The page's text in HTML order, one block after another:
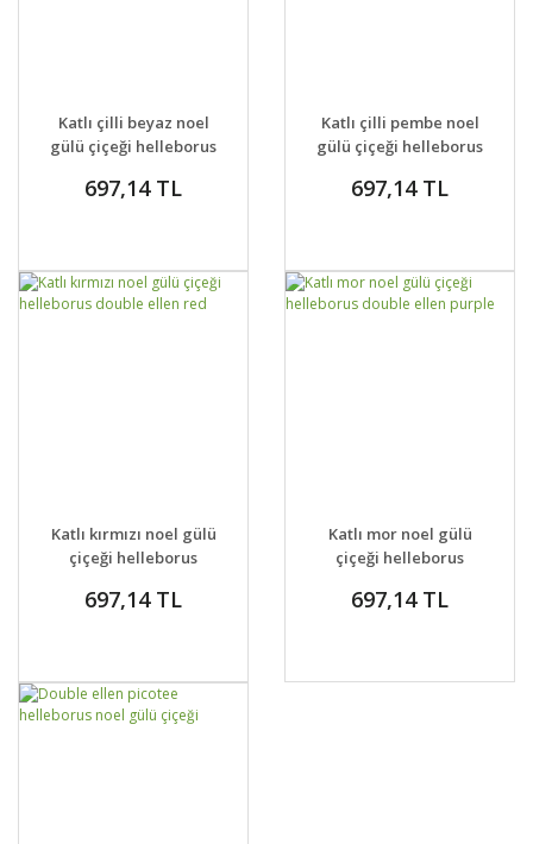
DETAYLAR
VER
Katlı çilli beyaz noel
gülü çiçeği helleborus
white
697,14 TL
DETAYLAR
VER
Katlı çilli pembe noel
gülü çiçeği helleborus
pink
697,14 TL
DETAYLAR
VER
Katlı kırmızı noel gülü
çiçeği helleborus
697,14 TL
DETAYLAR
VER
Katlı mor noel gülü
çiçeği helleborus
697,14 TL